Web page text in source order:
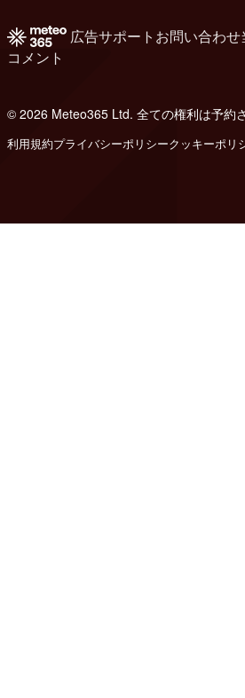
広告サポート お問い合わせ
コメント
© 2026 Meteo365 Ltd. 全ての権利は予約
利用規約プライバシーポリシークッキーポリ